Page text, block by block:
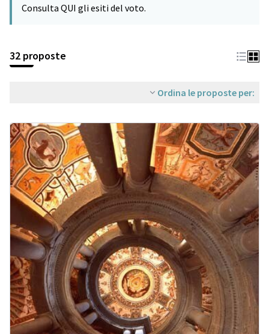
Consulta QUI gli esiti del voto.
32 proposte
Ordina le proposte per: